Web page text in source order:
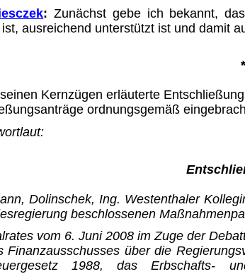
: Zunächst gebe ich bekannt,
ausreichend unterstützt ist und damit
Kernzügen erläuterte
ordnungsgemäß
Dolinschek, Ing. Westenthaler
beschlossenen
vom 6. Juni 2008 im Zuge der
Finanzausschusses über die
1988, das Erbschafts-